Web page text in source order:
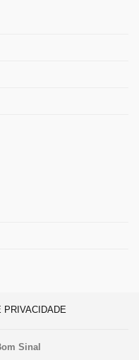
PRIVACIDADE
Sinal